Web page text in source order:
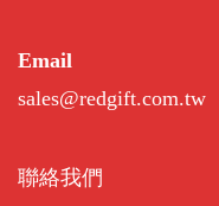
Email
sales@redgift.com.tw
聯絡我們